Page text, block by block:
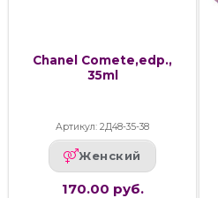
Chanel Comete,edp.,
35ml
Артикул: 2Д48-35-38
Женский
170.00 руб.